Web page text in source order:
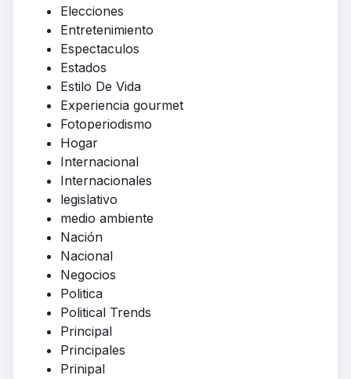
Elecciones
Entretenimiento
Espectaculos
Estados
Estilo De Vida
Experiencia gourmet
Fotoperiodismo
Hogar
Internacional
Internacionales
legislativo
medio ambiente
Nación
Nacional
Negocios
Politica
Political Trends
Principal
Principales
Prinipal